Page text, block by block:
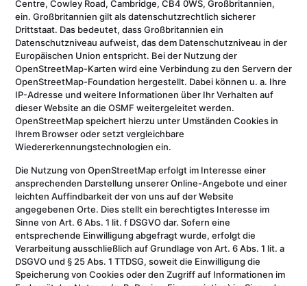
Centre, Cowley Road, Cambridge, CB4 0WS, Großbritannien,
ein. Großbritannien gilt als datenschutzrechtlich sicherer
Drittstaat. Das bedeutet, dass Großbritannien ein
Datenschutzniveau aufweist, das dem Datenschutzniveau in der
Europäischen Union entspricht. Bei der Nutzung der
OpenStreetMap-Karten wird eine Verbindung zu den Servern der
OpenStreetMap-Foundation hergestellt. Dabei können u. a. Ihre
IP-Adresse und weitere Informationen über Ihr Verhalten auf
dieser Website an die OSMF weitergeleitet werden.
OpenStreetMap speichert hierzu unter Umständen Cookies in
Ihrem Browser oder setzt vergleichbare
Wiedererkennungstechnologien ein.
Die Nutzung von OpenStreetMap erfolgt im Interesse einer
ansprechenden Darstellung unserer Online-Angebote und einer
leichten Auffindbarkeit der von uns auf der Website
angegebenen Orte. Dies stellt ein berechtigtes Interesse im
Sinne von Art. 6 Abs. 1 lit. f DSGVO dar. Sofern eine
entsprechende Einwilligung abgefragt wurde, erfolgt die
Verarbeitung ausschließlich auf Grundlage von Art. 6 Abs. 1 lit. a
DSGVO und § 25 Abs. 1 TTDSG, soweit die Einwilligung die
Speicherung von Cookies oder den Zugriff auf Informationen im